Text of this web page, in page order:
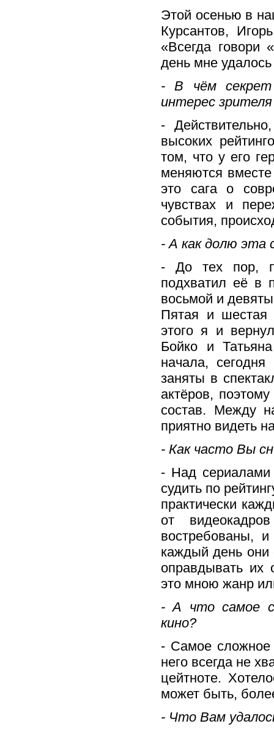
Этой осенью в
Курсантов,
«Всегда говори
день мне удалось
- В чём
интерес
-
высоких
том, что у его
меняются
это сага о
чувствах и
события,
- А как долю эта
- До тех пор,
подхватил её в
восьмой и
Пятая и шестая
этого я и
Бойко и
начала,
заняты в
актёров,
состав. Между
приятно видеть
- Как часто Вы
- Над сериалами
судить по
практически
от
востребованы,
каждый день
оправдывать
это мною жанр
- А что самое
кино?
- Самое сложное
него всегда не
цейтноте.
может быть,
- Что Вам